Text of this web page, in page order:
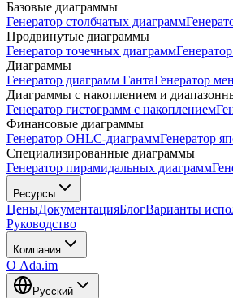
Базовые диаграммы
Генератор столбчатых диаграмм
Продвинутые диаграммы
Генератор точечных диаграмм
Диаграммы
Генератор диаграмм ГантаГенератор
Диаграммы с накоплением и
Генератор гистограмм с накоплением
Финансовые диаграммы
Генератор OHLC-диаграммГенератор
Специализированные диаграммы
Генератор пирамидальных диаграмм
Ресурсы
ЦеныДокументацияБлогВарианты
Руководство
Компания
О Ada.im
Русский